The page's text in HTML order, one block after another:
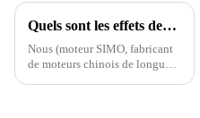
Quels sont les effets des différentes méthodes d'installation sur la température des roulements du moteur ?
Nous (moteur SIMO, fabricant
de moteurs chinois de longue